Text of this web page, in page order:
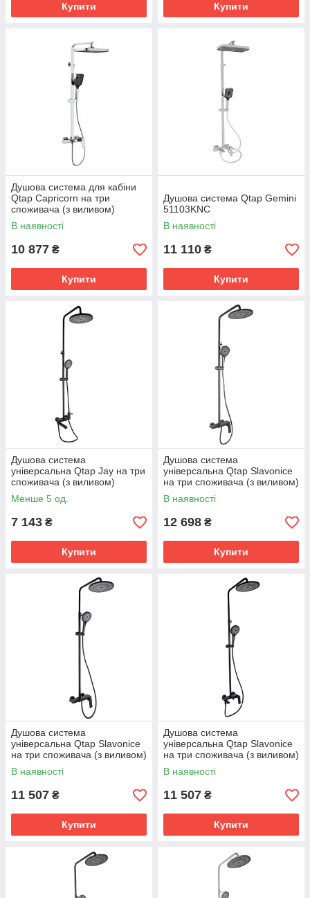
Купити Купити
Душова система для кабіни
Qtap Capricorn на три
споживача (з виливом)
53103KNC Chrome
В наявності
10 877 ₴
Купити
Душова система Qtap Gemini
51103KNC
В наявності
11 110 ₴
Купити
Душова система
універсальна Qtap Jay на три
споживача (з виливом)
QTJAY111BLM45549 Black
Matt
Менше 5 од.
7 143 ₴
Купити
Душова система
універсальна Qtap Slavonice
на три споживача (з виливом)
QTSLA111GMB45905
Gunmetal Black PVD
В наявності
12 698 ₴
Купити
Душова система
універсальна Qtap Slavonice
на три споживача (з виливом)
QTSLA111BLM45906 Black
Matt
В наявності
11 507 ₴
Купити
Душова система
універсальна Qtap Slavonice
на три споживача (з виливом)
QTSLA111BLM45911 Black
Matt
В наявності
11 507 ₴
Купити